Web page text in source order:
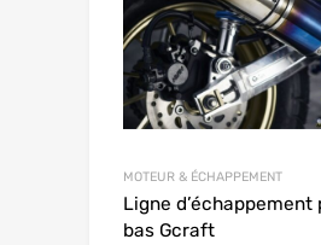
MOTEUR & ÉCHAPPEMENT
Ligne d’échappement
bas Gcraft